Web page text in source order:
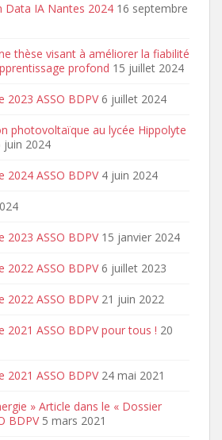
Data IA Nantes 2024 16 septembre
thèse visant à améliorer la fiabilité
profond 15 juillet 2024
2023 ASSO BDPV 6 juillet 2024
photovoltaïque au lycée Hippolyte
juin 2024
2024 ASSO BDPV 4 juin 2024
2023 ASSO BDPV 15 janvier 2024
2022 ASSO BDPV 6 juillet 2023
2022 ASSO BDPV 21 juin 2022
2021 ASSO BDPV pour tous ! 20
2021 ASSO BDPV 24 mai 2021
» Article dans le « Dossier
BDPV 5 mars 2021